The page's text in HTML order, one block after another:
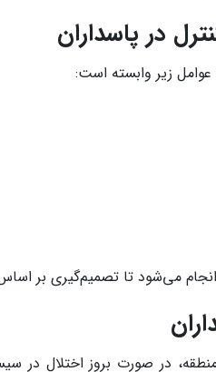
در پاسداران
زیر وابسته است:
می‌شود تا تصمیم‌گیری بر
در صورت بروز اختلال در